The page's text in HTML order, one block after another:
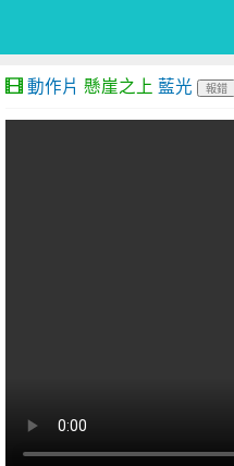
動作片 懸崖之上 藍光 報錯